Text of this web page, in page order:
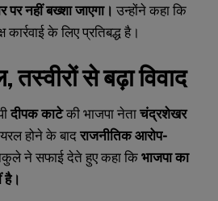
नहीं बख्शा जाएगा। उन्होंने कहा कि
कार्रवाई के लिए प्रतिबद्ध है।
,तस्वीरों से बढ़ा विवाद
दीपक काटेकी भाजपा नेताचंद्रशेखर
होने के बादराजनीतिक आरोप-
ने सफाई देते हुए कहा किभाजपा का
है।